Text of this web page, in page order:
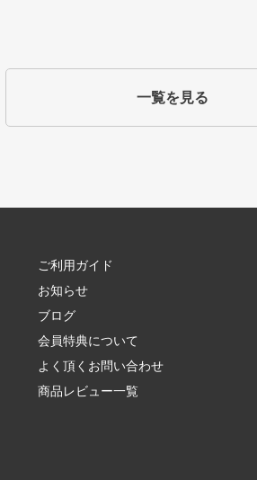
一覧を見る
ご利用ガイド
お知らせ
ブログ
会員特典について
よく頂くお問い合わせ
商品レビュー一覧